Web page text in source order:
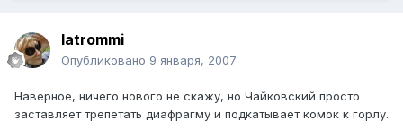
latrommi
Опубликовано 9 января, 2007
Наверное, ничего нового не скажу, но Чайковский просто
заставляет трепетать диафрагму и подкатывает комок к горлу.